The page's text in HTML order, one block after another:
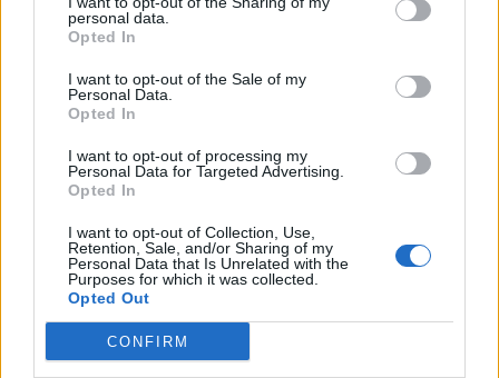
personal data.
Opted In
I want to opt-out of the Sale of my
Personal Data.
Opted In
I want to opt-out of processing my
Personal Data for Targeted Advertising.
Opted In
I want to opt-out of Collection, Use,
Retention, Sale, and/or Sharing of my
Personal Data that Is Unrelated with the
Purposes for which it was collected.
Opted Out
CONFIRM